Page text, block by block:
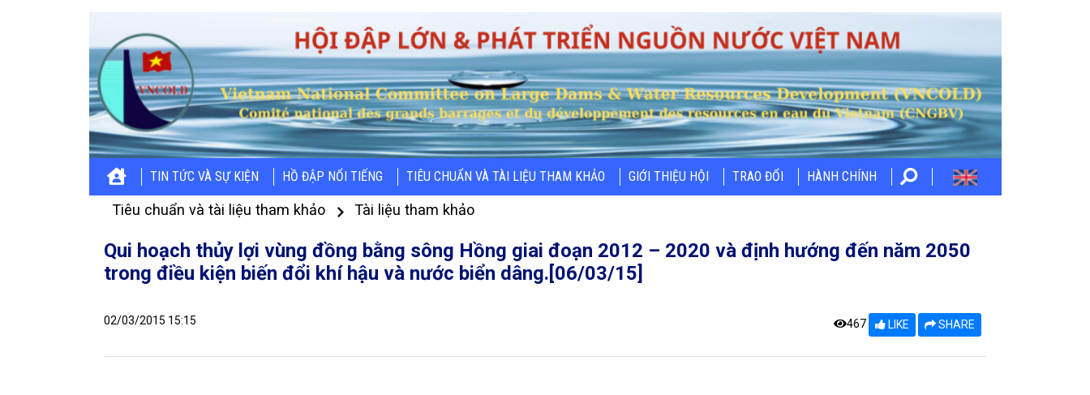
TIN TỨC VÀ SỰ KIỆN HỒ ĐẬP NỔI TIẾNG TIÊU CHUẨN VÀ TÀI LIỆU THAM KHẢO GIỚI THIỆU HỘI TRAO ĐỔI HÀNH CHÍNH
Tiêu chuẩn và tài liệu tham khảo Tài liệu tham khảo
Qui hoạch thủy lợi vùng đồng bằng sông Hồng giai đoạn 2012 – 2020 và định hướng đến năm 2050
trong điều kiện biến đổi khí hậu và nước biển dâng.[06/03/15]
02/03/2015 15:15 467 LIKE SHARE